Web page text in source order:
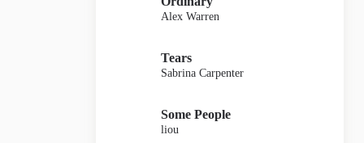
Alex Warren
Tears
Sabrina Carpenter
Some People
liou